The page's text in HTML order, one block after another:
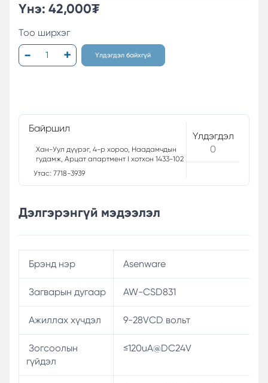
Үнэ: 42,000₮
Тоо ширхэг
Үлдэгдэл байхгүй
Байршил
Хан-Уул дүүрэг, 4-р хороо, Наадамчдын
гудамж, Арцат апартмент I хотхон 1433-102
Утас: 7718-3939
Үлдэгдэл
0
Дэлгэрэнгүй мэдээлэл
Брэнд нэр Asenware
Загварын дугаар AW-CSD831
Ажиллах хүчдэл 9-28VCD вольт
Зогсоолын
гүйдэл
≤120uA@DC24V